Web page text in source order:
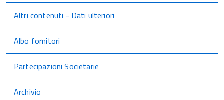
Altri contenuti - Dati ulteriori
Albo fornitori
Partecipazioni Societarie
Archivio